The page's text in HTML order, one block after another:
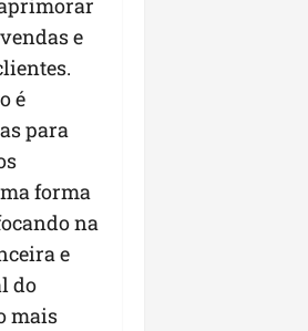
e
é
para
forma
na
e
do
mais